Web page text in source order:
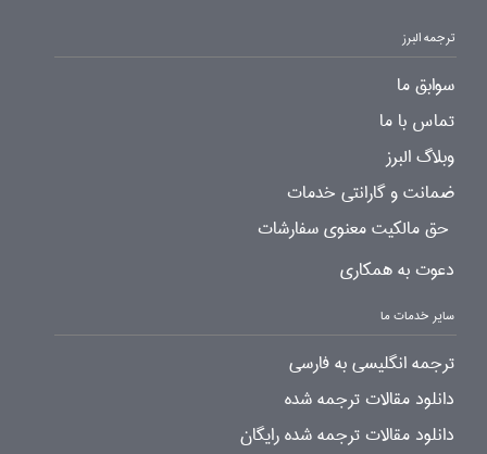
ترجمه البرز
سوابق ما
تماس با ما
وبلاگ البرز
ضمانت و گارانتی خدمات
حق مالکیت معنوی سفارشات
دعوت به همکاری
سایر خدمات ما
ترجمه انگلیسی به فارسی
دانلود مقالات ترجمه شده
دانلود مقالات ترجمه شده رایگان